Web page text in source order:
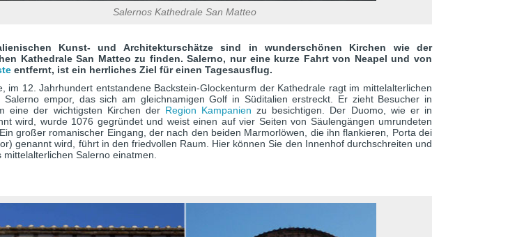
Salernos Kathedrale San Matteo
Kunst- und Architekturschätze sind in wunderschönen Kirchen wie der
Kathedrale San Matteo zu finden. Salerno, nur eine kurze Fahrt von Neapel und von
entfernt, ist ein herrliches Ziel für einen Tagesausflug.
im 12. Jahrhundert entstandene Backstein-Glockenturm der Kathedrale ragt im mittelalterlichen
Salerno empor, das sich am gleichnamigen Golf in Süditalien erstreckt. Er zieht Besucher in
eine der wichtigsten Kirchen der Region Kampanien zu besichtigen. Der Duomo, wie er in
wird, wurde 1076 gegründet und weist einen auf vier Seiten von Säulengängen umrundeten
großer romanischer Eingang, der nach den beiden Marmorlöwen, die ihn flankieren, Porta dei
genannt wird, führt in den friedvollen Raum. Hier können Sie den Innenhof durchschreiten und
Salerno einatmen.